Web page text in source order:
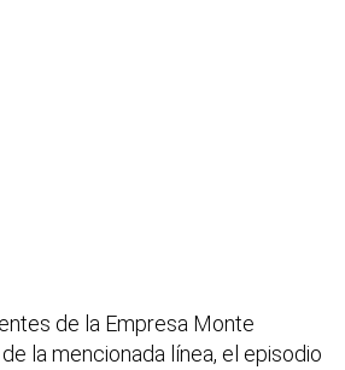
de la Empresa Monte
la mencionada línea, el episodio